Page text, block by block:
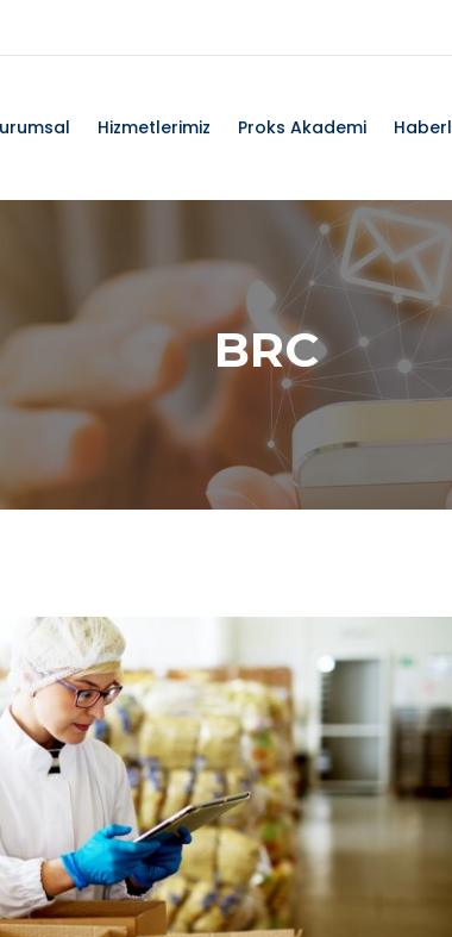
Hizmetlerimiz Proks Akademi
BRC